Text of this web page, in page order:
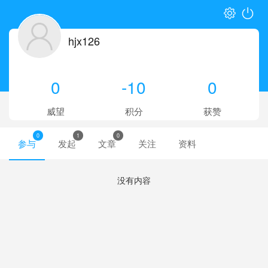
hjx126
0
威望
-10
积分
0
获赞
参与
0
发起
1
文章
0
关注 资料
没有内容